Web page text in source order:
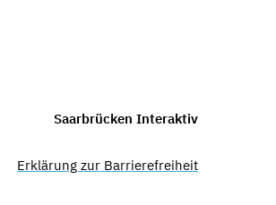
Saarbrücken Interaktiv
Erklärung zur Barrierefreiheit